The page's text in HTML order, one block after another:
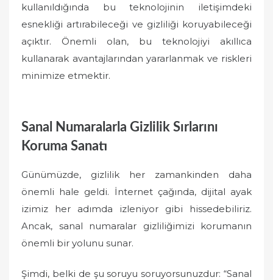
kullanıldığında bu teknolojinin iletişimdeki
esnekliği artırabileceği ve gizliliği koruyabileceği
açıktır. Önemli olan, bu teknolojiyi akıllıca
kullanarak avantajlarından yararlanmak ve riskleri
minimize etmektir.
Sanal Numaralarla Gizlilik Sırlarını
Koruma Sanatı
Günümüzde, gizlilik her zamankinden daha
önemli hale geldi. İnternet çağında, dijital ayak
izimiz her adımda izleniyor gibi hissedebiliriz.
Ancak, sanal numaralar gizliliğimizi korumanın
önemli bir yolunu sunar.
Şimdi, belki de şu soruyu soruyorsunuzdur: “Sanal